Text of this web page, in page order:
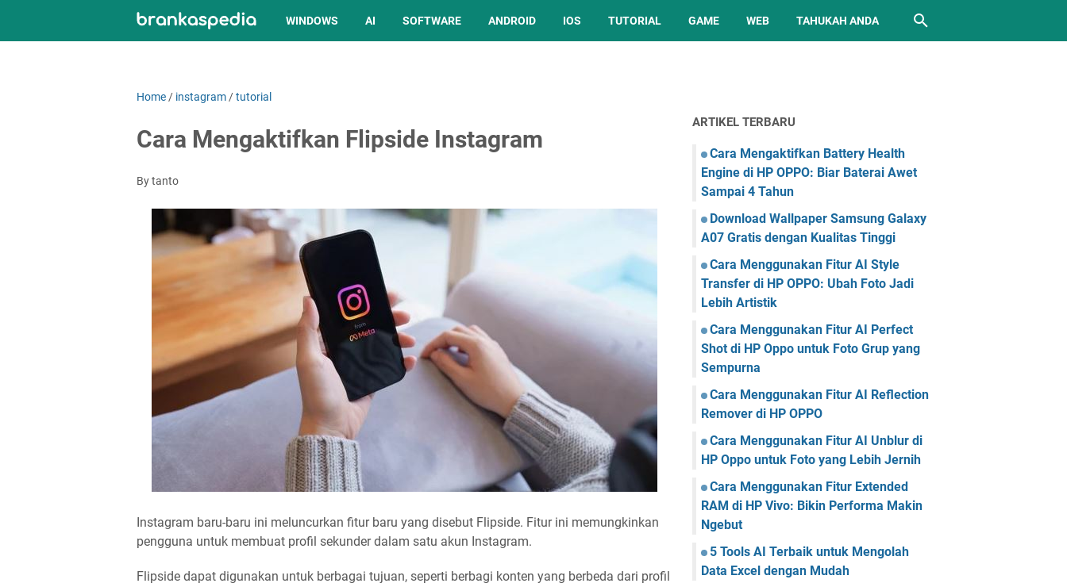
WINDOWS AI SOFTWARE ANDROID IOS TUTORIAL GAME WEB TAHUKAH ANDA
Home / instagram /tutorial
Cara Mengaktifkan Flipside Instagram
By tanto
Instagram baru-baru ini meluncurkan fitur baru yang disebut Flipside. Fitur ini memungkinkan
pengguna untuk membuat profil sekunder dalam satu akun Instagram.
Flipside dapat digunakan untuk berbagai tujuan, seperti berbagi konten yang berbeda dari profil
ARTIKEL TERBARU
Cara Mengaktifkan Battery Health
Engine di HP OPPO: Biar Baterai Awet
Sampai 4 Tahun
Download Wallpaper Samsung Galaxy
A07 Gratis dengan Kualitas Tinggi
Cara Menggunakan Fitur AI Style
Transfer di HP OPPO: Ubah Foto Jadi
Lebih Artistik
Cara Menggunakan Fitur AI Perfect
Shot di HP Oppo untuk Foto Grup yang
Sempurna
Cara Menggunakan Fitur AI Reflection
Remover di HP OPPO
Cara Menggunakan Fitur AI Unblur di
HP Oppo untuk Foto yang Lebih Jernih
Cara Menggunakan Fitur Extended
RAM di HP Vivo: Bikin Performa Makin
Ngebut
5 Tools AI Terbaik untuk Mengolah
Data Excel dengan Mudah